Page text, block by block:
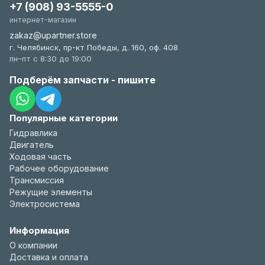
Популярные категории
Гидравлика
Двигатель
Ходовая часть
Рабочее оборудование
Трансмиссия
Режущие элементы
Электросистема
Информация
О компании
Доставка и оплата
+7 (908) 93-5555-0
интернет-магазин
zakaz@upartner.store
г. Челябинск, пр-кт Победы, д. 160, оф. 408
пн–пт с 8:30 до 19:00
Подберём запчасти - пишите